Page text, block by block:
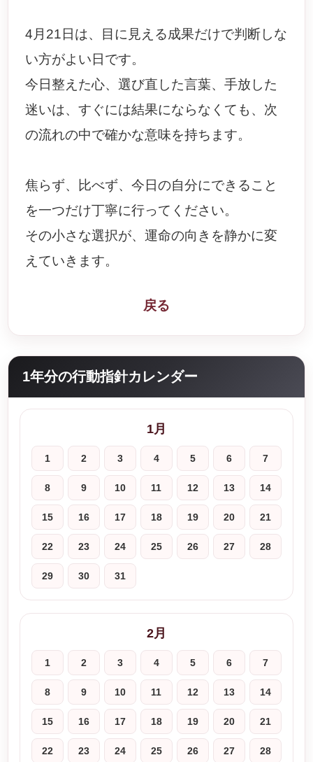
4月21日は、目に見える成果だけで判断しな
い方がよい日です。
今日整えた心、選び直した言葉、手放した
迷いは、すぐには結果にならなくても、次
の流れの中で確かな意味を持ちます。
焦らず、比べず、今日の自分にできること
を一つだけ丁寧に行ってください。
その小さな選択が、運命の向きを静かに変
えていきます。
戻る
1年分の行動指針カレンダー
1月
1 2 3 4 5 6 7
8 9 10 11 12 13 14
15 16 17 18 19 20 21
22 23 24 25 26 27 28
29 30 31
2月
1 2 3 4 5 6 7
8 9 10 11 12 13 14
15 16 17 18 19 20 21
22 23 24 25 26 27 28